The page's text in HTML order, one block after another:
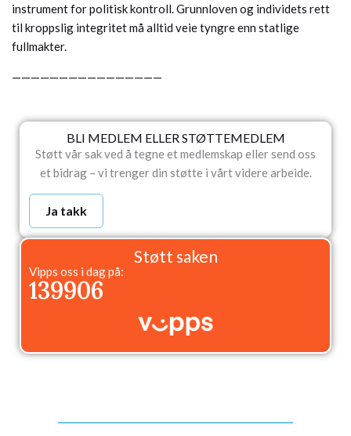
instrument for politisk kontroll. Grunnloven og individets rett
til kroppslig integritet må alltid veie tyngre enn statlige
fullmakter.
————————————————
BLI MEDLEM ELLER STØTTEMEDLEM
Støtt vår sak ved å tegne et medlemskap eller send oss
et bidrag – vi trenger din støtte i vårt videre arbeide.
Ja takk
Støtt saken
Vipps oss i dag på:
139906